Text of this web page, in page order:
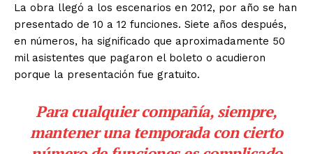
La obra llegó a los escenarios en 2012, por año se han
presentado de 10 a 12 funciones. Siete años después,
en números, ha significado que aproximadamente 50
mil asistentes que pagaron el boleto o acudieron
porque la presentación fue gratuito.
Para cualquier compañía, siempre,
mantener una temporada con cierto